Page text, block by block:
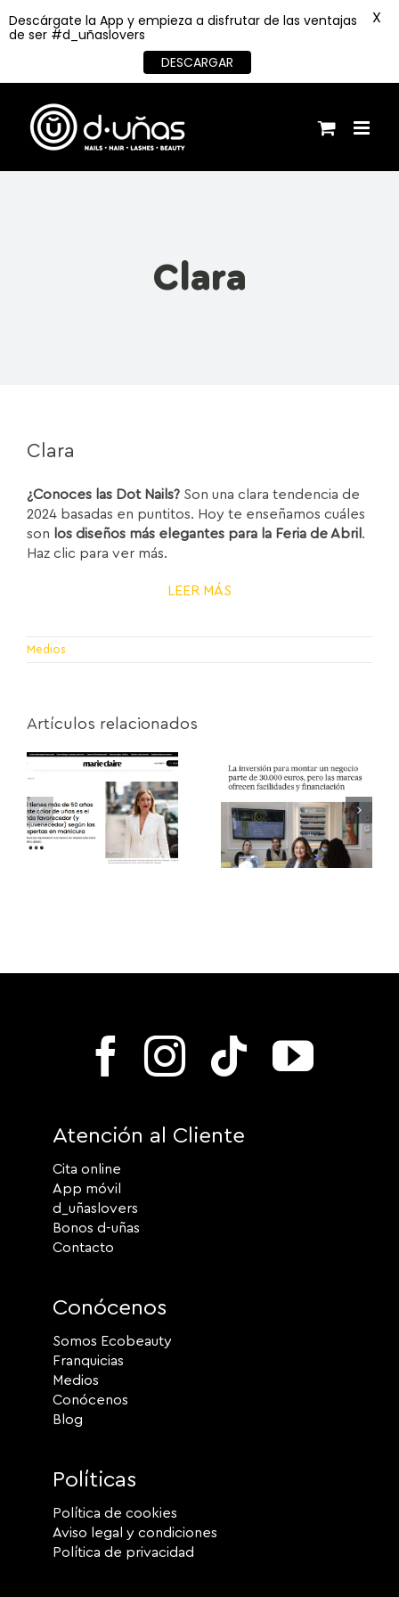
contenido
Clara
Clara
¿Conoces las Dot Nails? Son una clara tendencia de
2024 basadas en puntitos. Hoy te enseñamos cuáles
son los diseños más elegantes para la Feria de Abril .
Haz clic para ver más.
LEER MÁS
Medios
Artículos relacionados
Atención al Cliente
Cita online
App móvil
d_uñaslovers
Bonos d-uñas
Contacto
Conócenos
Somos Ecobeauty
Franquicias
Medios
Conócenos
Blog
Políticas
Política de cookies
Aviso legal y condiciones
Política de privacidad
Descárgate la App y empieza a disfrutar de las ventajas
de ser #d_uñaslovers
DESCARGAR
X